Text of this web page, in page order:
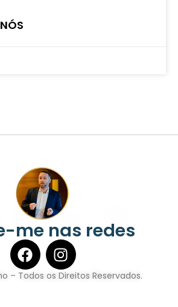
me nas redes
– Todos os Direitos Reservados.